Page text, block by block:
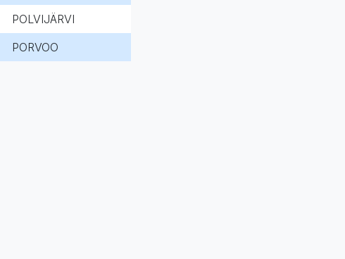
POLVIJÄRVI
PORVOO